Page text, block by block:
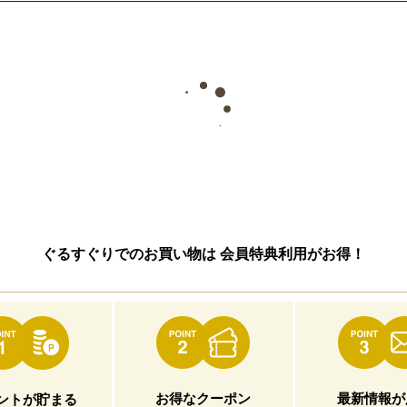
ぐるすぐりでのお買い物は 会員特典利用がお得！
トが貯まる お得なクーポン 最新情報